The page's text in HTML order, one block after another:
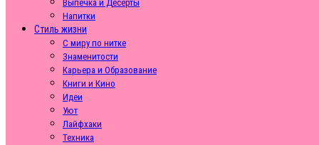
Выпечка и Десерты
Напитки
Стиль жизни
С миру по нитке
Знаменитости
Карьера и Образование
Книги и Кино
Идеи
Уют
Лайфхаки
Техника